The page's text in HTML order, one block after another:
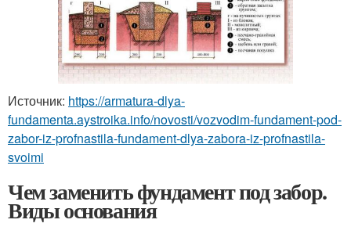
Источник: https://armatura-dlya-
fundamenta.aystroika.info/novosti/vozvodim-fundament-pod-
zabor-iz-profnastila-fundament-dlya-zabora-iz-profnastila-
svoimi
Чем заменить фундамент под забор.
Виды основания